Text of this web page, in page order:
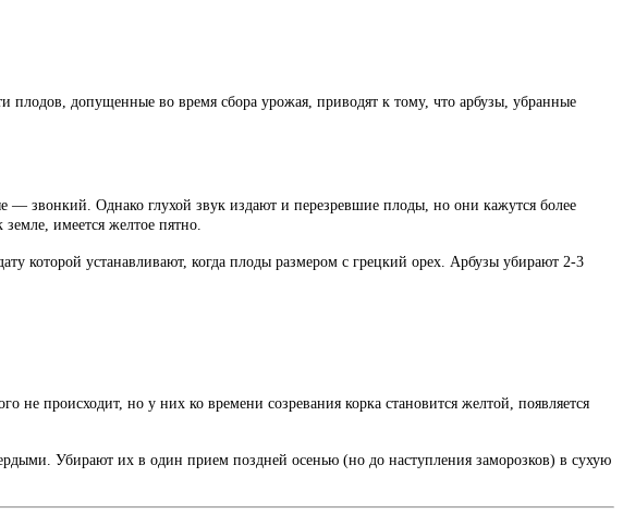
допущенные во время сбора урожая, приводят к тому, что арбузы, убранные
звонкий. Однако глухой звук издают и перезревшие плоды, но они кажутся более
имеется желтое пятно.
которой устанавливают, когда плоды размером с грецкий орех. Арбузы убирают 2-3
происходит, но у них ко времени созревания корка становится желтой, появляется
Убирают их в один прием поздней осенью (но до наступления заморозков) в сухую